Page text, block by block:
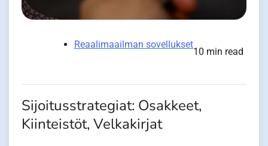
Reaalimaailman sovellukset
10 min read
Sijoitusstrategiat: Osakkeet,
Kiinteistöt, Velkakirjat